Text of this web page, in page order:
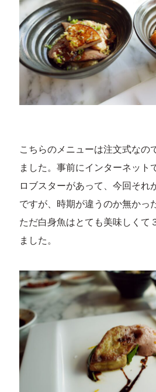
こちらのメニューは注文式なの
ました。事前にインターネット
ロブスターがあって、今回それ
ですが、時期が違うのか無かっ
ただ白身魚はとても美味しくて
ました。